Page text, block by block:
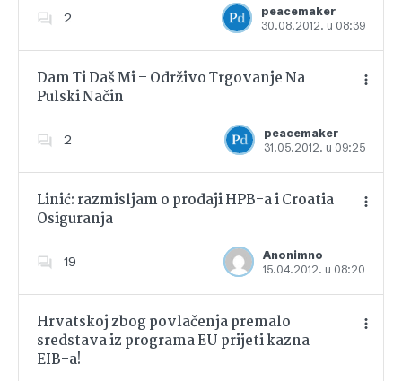
2
peacemaker
30.08.2012. u 08:39
Dodajte u favorite
Dam Ti Daš Mi – Održivo Trgovanje Na
Pulski Način
2
peacemaker
31.05.2012. u 09:25
Dodajte u favorite
Linić: razmisljam o prodaji HPB-a i Croatia
Osiguranja
19
Anonimno
15.04.2012. u 08:20
Dodajte u favorite
Hrvatskoj zbog povlačenja premalo
sredstava iz programa EU prijeti kazna
EIB-a!